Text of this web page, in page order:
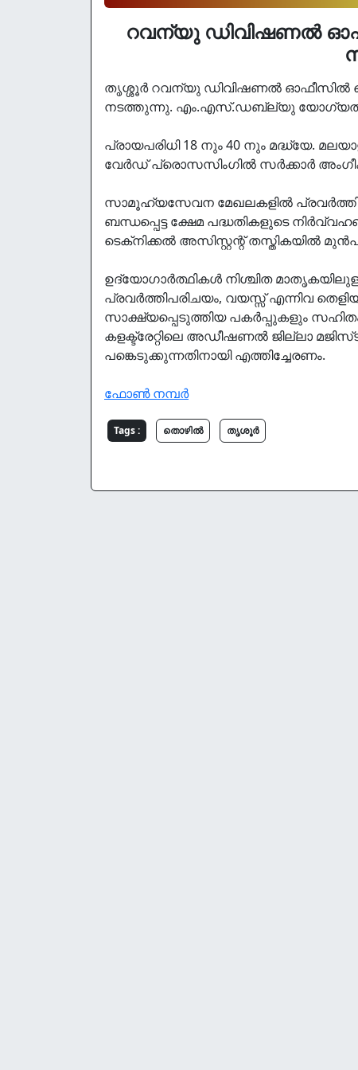
റവന്യു ഡിവിഷണല്‍
തൃശ്ശൂര്‍ റവന്യു ഡിവിഷണല്‍ ഓഫീസില്‍
നടത്തുന്നു. എം.എസ്.ഡബ്ല്യു
പ്രായപരിധി 18 നും 40 നും മദ്ധ്യേ.
വേര്‍ഡ് പ്രൊസസിംഗില്‍ സര്‍ക്കാര്‍
സാമൂഹ്യസേവന മേഖലകളില്‍ പ്രവര്‍ത്തി
ബന്ധപ്പെട്ട ക്ഷേമ പദ്ധതികളുടെ
ടെക്‌നിക്കല്‍ അസിസ്റ്റന്റ് തസ്തികയില്‍
ഉദ്യോഗാര്‍ത്ഥികള്‍ നിശ്ചിത
പ്രവര്‍ത്തിപരിചയം, വയസ്സ് എന്നിവ
സാക്ഷ്യപ്പെടുത്തിയ പകര്‍പ്പുകളും
കളക്ട്രേറ്റിലെ അഡീഷണല്‍ ജില്ലാ
പങ്കെടുക്കുന്നതിനായി എത്തിച്ചേരണം.
ഫോൺ നമ്പർ
Tags : തൊഴില്‍ തൃശൂർ